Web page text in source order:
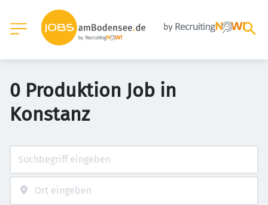
0 Produktion Job in
Konstanz